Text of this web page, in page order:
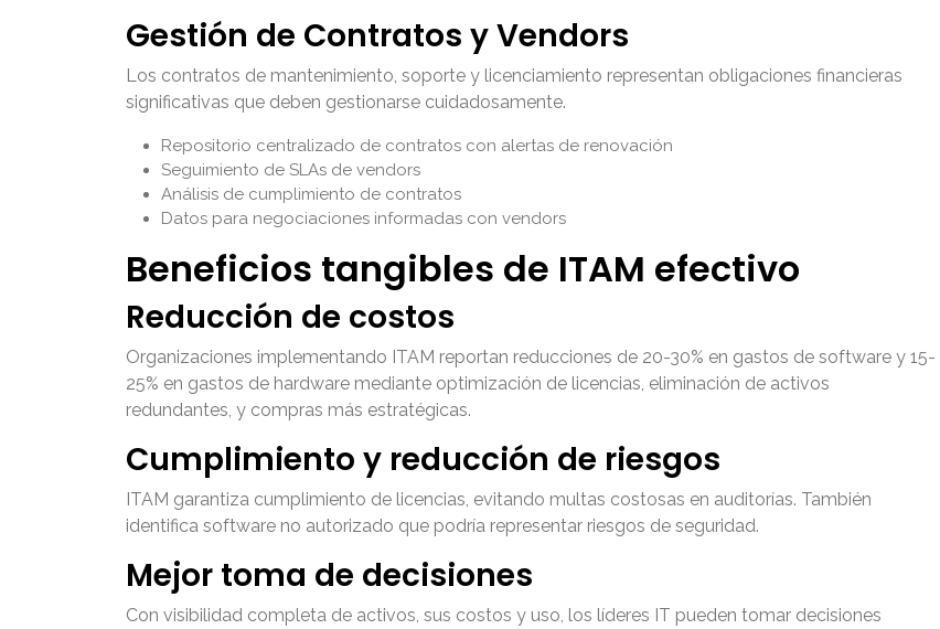
Gestión de Contratos y Vendors
Los contratos de mantenimiento, soporte y licenciamiento representan obligaciones financieras
significativas que deben gestionarse cuidadosamente.
Repositorio centralizado de contratos con alertas de renovación
Seguimiento de SLAs de vendors
Análisis de cumplimiento de contratos
Datos para negociaciones informadas con vendors
Beneficios tangibles de ITAM efectivo
Reducción de costos
Organizaciones implementando ITAM reportan reducciones de 20-30% en gastos de software y 15-
25% en gastos de hardware mediante optimización de licencias, eliminación de activos
redundantes, y compras más estratégicas.
Cumplimiento y reducción de riesgos
ITAM garantiza cumplimiento de licencias, evitando multas costosas en auditorías. También
identifica software no autorizado que podría representar riesgos de seguridad.
Mejor toma de decisiones
Con visibilidad completa de activos, sus costos y uso, los líderes IT pueden tomar decisiones